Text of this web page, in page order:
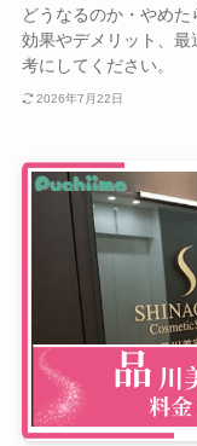
どうなるのか・やめ
効果やデメリット、
考にしてください。
2026年7月22日